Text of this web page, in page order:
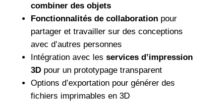
combiner des objets
Fonctionnalités de collaborationpour
partager et travailler sur des conceptions
avec d’autres personnes
Intégration avec les services d’impression
3D pour un prototypage transparent
Options d’exportation pour générer des
fichiers imprimables en 3D